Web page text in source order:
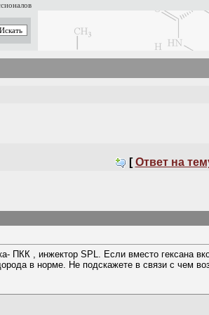
[ Ответ на
ПКК , инжектор SPL. Если вместо гексана
в норме. Не подскажете в связи с чем